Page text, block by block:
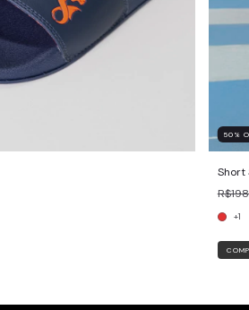
50 %
Short
+1